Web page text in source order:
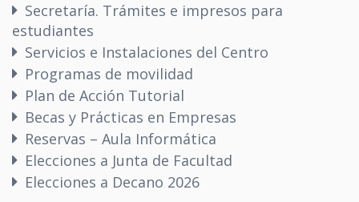
Secretaría. Trámites e impresos para
estudiantes
Servicios e Instalaciones del Centro
Programas de movilidad
Plan de Acción Tutorial
Becas y Prácticas en Empresas
Reservas – Aula Informática
Elecciones a Junta de Facultad
Elecciones a Decano 2026